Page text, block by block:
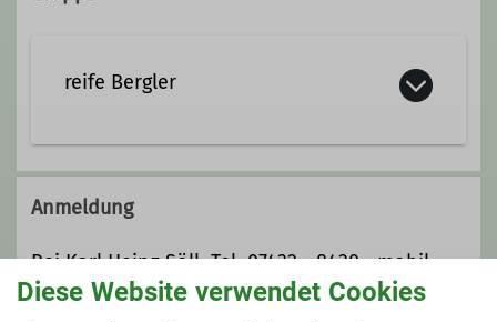
reife Bergler
Die reifen Berger sind eine Gruppe
der DAV Sektion Ebingen.
Gegründet wurde sie um unter der
Woche Wanderungen anzubieten.
Mittlerweilen ist ein sogenanntes
Anmeldung
Bei Karl Heinz Söll Tel. 07432 - 8430 mobil
0171 231 5842
Diese Website verwendet Cookies